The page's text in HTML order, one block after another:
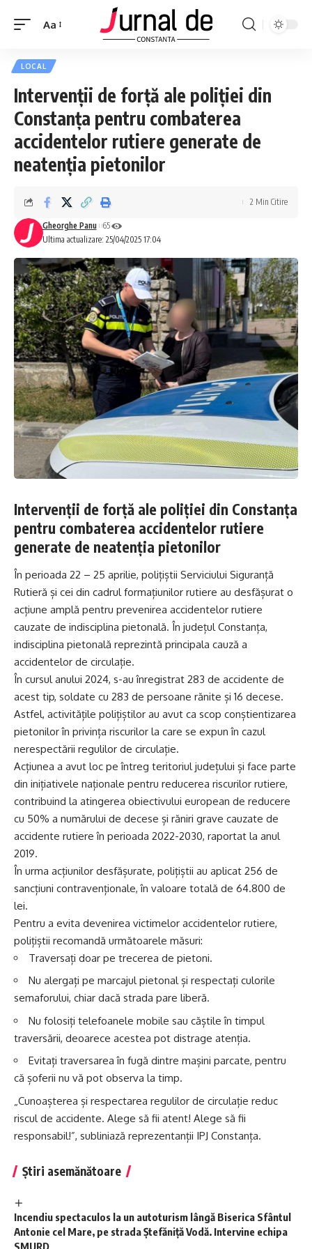
Aa
LOCAL
Intervenții de forță ale poliției din
Constanța pentru combaterea
accidentelor rutiere generate de
neatenția pietonilor
Ultima actualizare: 25/04/2025 17:04
Gheorghe Panu 65
2 Min Citire
Intervenții de forță ale poliției din Constanța
pentru combaterea accidentelor rutiere
generate de neatenția pietonilor
În perioada 22 – 25 aprilie, polițiștii Serviciului Siguranță
Rutieră și cei din cadrul formațiunilor rutiere au desfășurat o
acțiune amplă pentru prevenirea accidentelor rutiere
cauzate de indisciplina pietonală. În județul Constanța,
indisciplina pietonală reprezintă principala cauză a
accidentelor de circulație.
În cursul anului 2024, s-au înregistrat 283 de accidente de
acest tip, soldate cu 283 de persoane rănite și 16 decese.
Astfel, activitățile polițiștilor au avut ca scop conștientizarea
pietonilor în privința riscurilor la care se expun în cazul
nerespectării regulilor de circulație.
Acțiunea a avut loc pe întreg teritoriul județului și face parte
din inițiativele naționale pentru reducerea riscurilor rutiere,
contribuind la atingerea obiectivului european de reducere
cu 50% a numărului de decese și răniri grave cauzate de
accidente rutiere în perioada 2022-2030, raportat la anul
2019.
În urma acțiunilor desfășurate, polițiștii au aplicat 256 de
sancțiuni contravenționale, în valoare totală de 64.800 de
lei.
Pentru a evita devenirea victimelor accidentelor rutiere,
polițiștii recomandă următoarele măsuri:
Traversați doar pe trecerea de pietoni.
Nu alergați pe marcajul pietonal și respectați culorile
semaforului, chiar dacă strada pare liberă.
Nu folosiți telefoanele mobile sau căștile în timpul
traversării, deoarece acestea pot distrage atenția.
Evitați traversarea în fugă dintre mașini parcate, pentru
că șoferii nu vă pot observa la timp.
„Cunoașterea și respectarea regulilor de circulație reduc
riscul de accidente. Alege să fii atent! Alege să fii
responsabil!”, subliniază reprezentanții IPJ Constanța.
Știri asemănătoare
Incendiu spectaculos la un autoturism lângă Biserica Sfântul
Antonie cel Mare, pe strada Ștefăniță Vodă. Intervine echipa
SMURD